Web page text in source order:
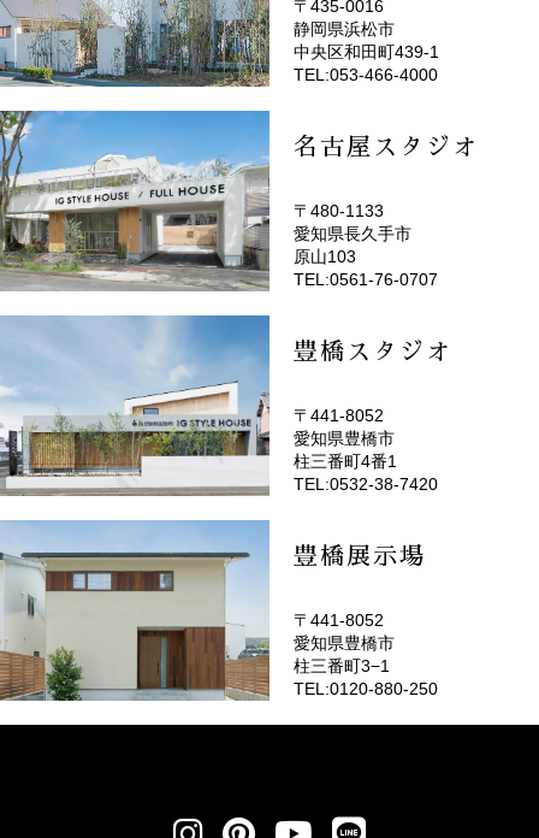
(EMOTOP浜松)
〒435-0016
静岡県浜松市
中央区和田町439-1
TEL:053-466-4000
名古屋スタジオ
(EMOTOP名古屋)
〒480-1133
愛知県長久手市
原山103
TEL:0561-76-0707
豊橋スタジオ
(EMOTOP豊橋)
〒441-8052
愛知県豊橋市
柱三番町4番1
TEL:0532-38-7420
豊橋展示場
〒441-8052
愛知県豊橋市
柱三番町3−1
TEL:0120-880-250